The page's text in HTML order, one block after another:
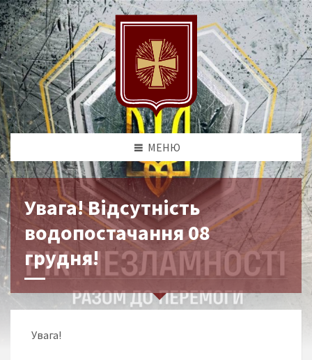
МЕНЮ
Увага! Відсутність
водопостачання 08
грудня!
Увага!